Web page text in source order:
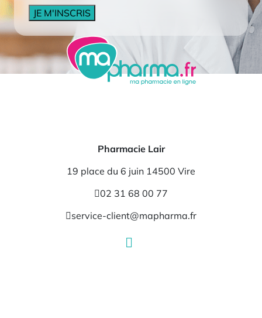
Pharmacie Lair
19 place du 6 juin 14500 Vire
02 31 68 00 77
service-client@mapharma.fr